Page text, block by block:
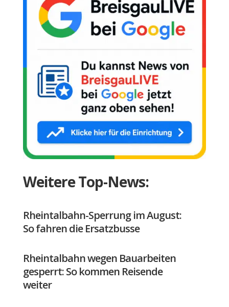
Weitere Top-News:
Rheintalbahn-Sperrung im August:
So fahren die Ersatzbusse
Rheintalbahn wegen Bauarbeiten
gesperrt: So kommen Reisende
weiter